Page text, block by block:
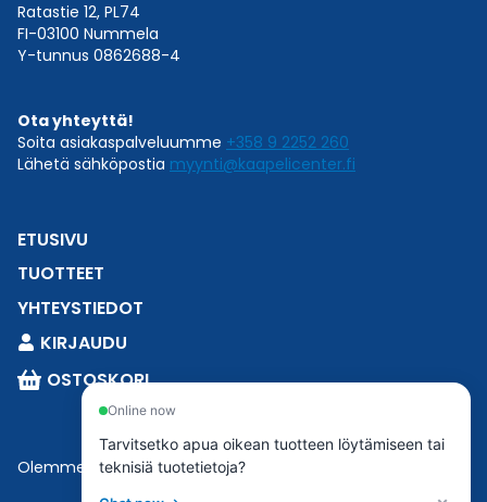
Ratastie 12, PL74
FI-03100 Nummela
Y-tunnus 0862688-4
Ota yhteyttä!
Soita asiakaspalveluumme +358 9 2252 260
Lähetä sähköpostia myynti@kaapelicenter.fi
ETUSIVU
TUOTTEET
YHTEYSTIEDOT
KIRJAUDU
OSTOSKORI
Olemme osaEsbeconia.
Online now
Tarvitsetko apua oikean tuotteen löytämiseen tai
teknisiä tuotetietoja?